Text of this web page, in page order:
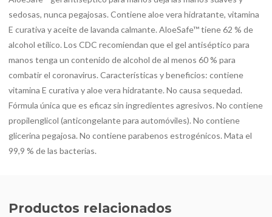
sedosas, nunca pegajosas. Contiene aloe vera hidratante, vitamina
E curativa y aceite de lavanda calmante. AloeSafe™ tiene 62 % de
alcohol etílico. Los CDC recomiendan que el gel antiséptico para
manos tenga un contenido de alcohol de al menos 60 % para
combatir el coronavirus. Características y beneficios: contiene
vitamina E curativa y aloe vera hidratante. No causa sequedad.
Fórmula única que es eficaz sin ingredientes agresivos. No contiene
propilenglicol (anticongelante para automóviles). No contiene
glicerina pegajosa. No contiene parabenos estrogénicos. Mata el
99,9 % de las bacterias.
Productos relacionados